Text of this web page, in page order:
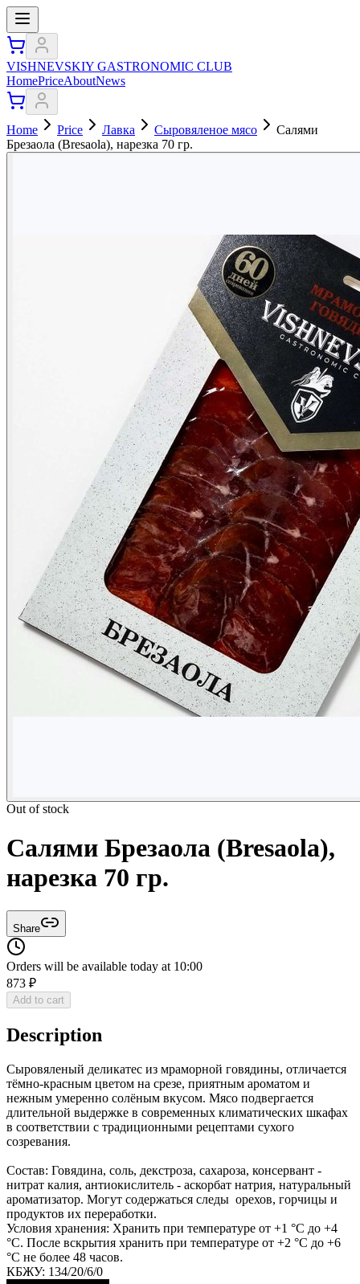
VISHNEVSKIY GASTRONOMIC CLUB
HomePriceAboutNews
Home Price Лавка Сыровяленое мясо
Салями
Брезаола (Bresaola), нарезка 70 гр.
Out of stock
Салями Брезаола (Bresaola),
нарезка 70 гр.
Share
Orders will be available today at 10:00
873 ₽
Add to cart
Description
Сыровяленый деликатес из мраморной говядины, отличается
тёмно-красным цветом на срезе, приятным ароматом и
нежным умеренно солёным вкусом. Мясо подвергается
длительной выдержке в современных климатических шкафах
в соответствии с традиционными рецептами сухого
созревания.
Состав: Говядина, соль, декстроза, сахароза, консервант -
нитрат калия, антиокислитель - аскорбат натрия, натуральный
ароматизатор. Могут содержаться следы орехов, горчицы и
продуктов их переработки.
Условия хранения: Хранить при температуре от +1 °C до +4
°C. После вскрытия хранить при температуре от +2 °C до +6
°C не более 48 часов.
КБЖУ: 134/20/6/0